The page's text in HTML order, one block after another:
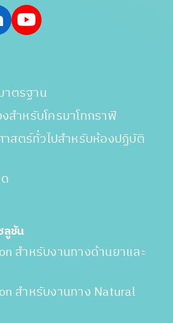
าตรฐาน
ำหรับโครมาโทกราฟี
สตร์ทั่วไปสำหรับห้องปฏิบัติ
ลูชัน
สำหรับงานทางด้านยาและ
สำหรับงานทาง Natural